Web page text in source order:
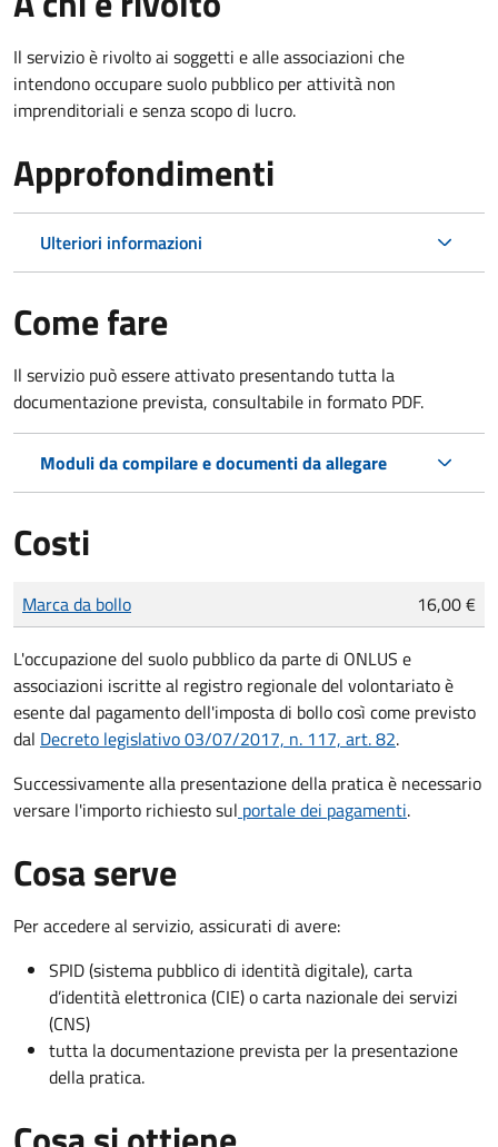
Il servizio è rivolto ai soggetti e alle associazioni che
intendono occupare suolo pubblico per attività non
imprenditoriali e senza scopo di lucro.
Approfondimenti
Ulteriori informazioni
Come fare
Il servizio può essere attivato presentando tutta la
documentazione prevista, consultabile in formato PDF.
Moduli da compilare e documenti da allegare
Costi
Tipo di pagamento
Importo
Marca da bollo 16,00 €
L'occupazione del suolo pubblico da parte di ONLUS e
associazioni iscritte al registro regionale del volontariato è
esente dal pagamento dell'imposta di bollo così come previsto
dal Decreto legislativo 03/07/2017, n. 117, art. 82.
Successivamente alla presentazione della pratica è necessario
versare l'importo richiesto sul portale dei pagamenti.
Cosa serve
Per accedere al servizio, assicurati di avere:
SPID (sistema pubblico di identità digitale), carta
d’identità elettronica (CIE) o carta nazionale dei servizi
(CNS)
tutta la documentazione prevista per la presentazione
della pratica.